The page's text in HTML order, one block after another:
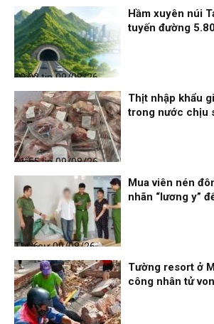
Điểm tin
09/08/26, 12:02
Hầm xuyên núi
tuyến đường
Điểm tin
09/08/26, 11:55
Thịt nhập khẩu
trong nước chịu
Thời sự
09/08/26, 11:46
Mua viên nén
nhãn “lương y”
Tường resort ở
công nhân tử